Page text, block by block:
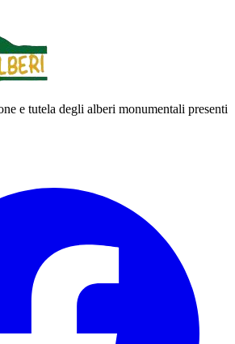
e tutela degli alberi monumentali presenti